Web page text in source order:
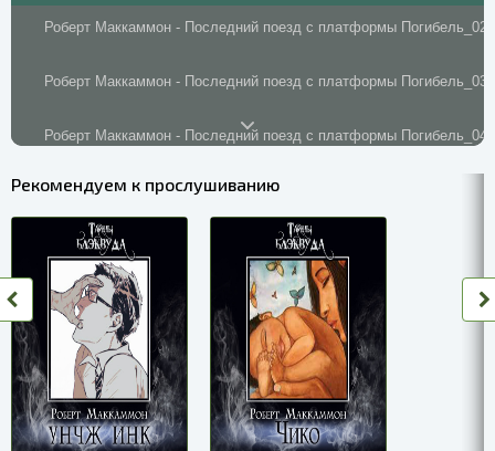
Роберт Маккаммон - Последний поезд с платформы Погибель_02
Роберт Маккаммон - Последний поезд с платформы Погибель_03
Роберт Маккаммон - Последний поезд с платформы Погибель_04
Роберт Маккаммон - Последний поезд с платформы Погибель_05
Роберт Маккаммон - Последний поезд с платформы Погибель_06
Роберт Маккаммон - Последний поезд с платформы Погибель_07
Роберт Маккаммон - Последний поезд с платформы Погибель_08
Роберт Маккаммон - Последний поезд с платформы Погибель_09
Рекомендуем к прослушиванию